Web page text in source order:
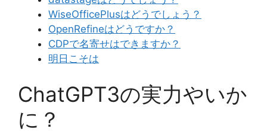
WiseOfficePlusはどうでしょう？
OpenRefineはどうですか？
CDPで名寄せはできますか？
明日こそは
ChatGPT3の実力やいか
に？